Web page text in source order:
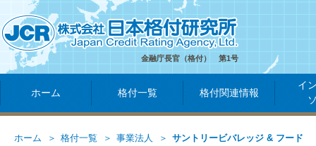
金融庁長官（格付） 第1号
ホーム 格付一覧 格付関連情報
イ
ホーム 格付一覧 事業法人 サントリービバレッジ & フード